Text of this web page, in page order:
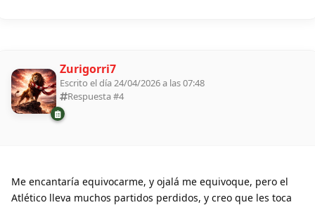
Zurigorri7
Escrito el día 24/04/2026 a las 07:48
Respuesta #4
Me encantaría equivocarme, y ojalá me equivoque, pero el
Atlético lleva muchos partidos perdidos, y creo que les toca